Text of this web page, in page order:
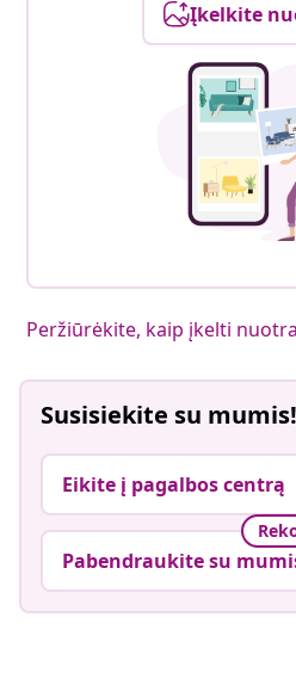
Įkelkite
Peržiūrėkite, kaip įkelti
Susisiekite su mumis!
Eikite į pagalbos centrą
Pabendraukite su